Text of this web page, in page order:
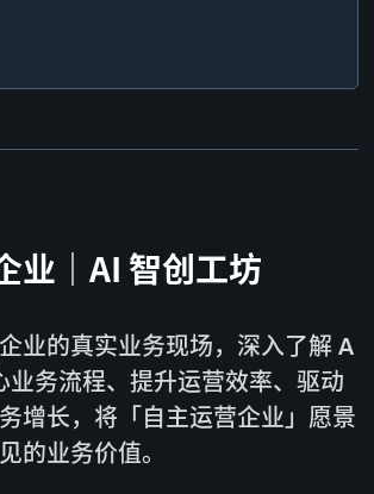
业｜AI 智创工坊
业的真实业务现场，深入了解 A
业务流程、提升运营效率、驱动
增长，将「自主运营企业」愿景
的业务价值。